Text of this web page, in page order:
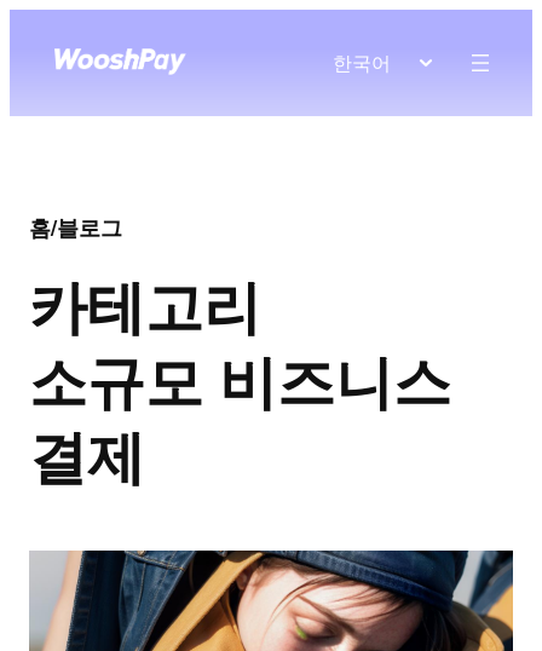
한국어
홈/블로그
카테고리
소규모 비즈니스
결제